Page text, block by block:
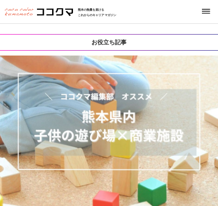
熊本の熱量を届ける
これからのキャリアマガジン
お役立ち記事